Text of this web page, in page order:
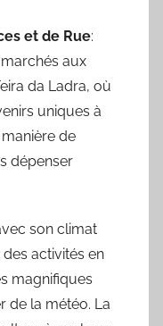
et de Rue:
aux
da Ladra, où
uniques à
manière de
dépenser
son climat
activités en
magnifiques
de la météo. La